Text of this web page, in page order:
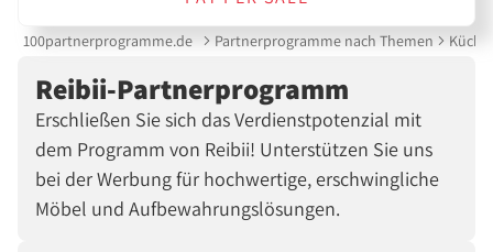
100partnerprogramme.de Partnerprogramme nach Themen
Reibii-Partnerprogramm
Erschließen Sie sich das Verdienstpotenzial mit
dem Programm von Reibii! Unterstützen Sie uns
bei der Werbung für hochwertige, erschwingliche
Möbel und Aufbewahrungslösungen.